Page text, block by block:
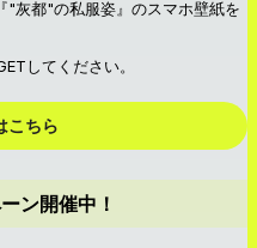
"灰都"の私服姿』のスマホ壁紙を
してください。
こちら
ン開催中！